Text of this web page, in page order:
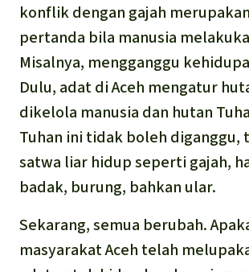
konflik dengan gajah
pertanda bila manusia
Misalnya, mengganggu
Dulu, adat di Aceh mengatur
dikelola manusia dan hutan
Tuhan ini tidak boleh diganggu,
satwa liar hidup seperti gajah,
badak, burung, bahkan ular.
Sekarang, semua berubah.
masyarakat Aceh telah